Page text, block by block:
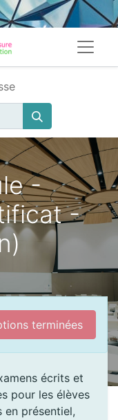
-
-
terminées
écrits et
pour les élèves
en présentiel,